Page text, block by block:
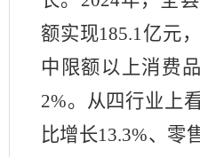
额实现185.1亿元
中限额以上消费
2%。从四行业上
比增长13.3%、零